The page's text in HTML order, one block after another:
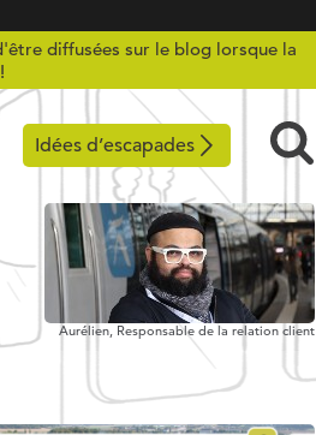
diffusées sur le blog lorsque la
Idées d’escapades
Aurélien, Responsable de la relation client